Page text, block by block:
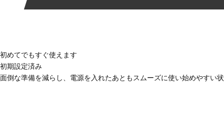
初めてでもすぐ使えます
初期設定済み
面倒な準備を減らし、電源を入れたあともスムーズに使い始めやすい